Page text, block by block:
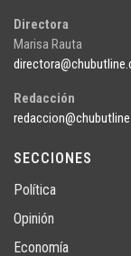
Directora
Marisa Rauta
Redacción
SECCIONES
Política
Opinión
Economía